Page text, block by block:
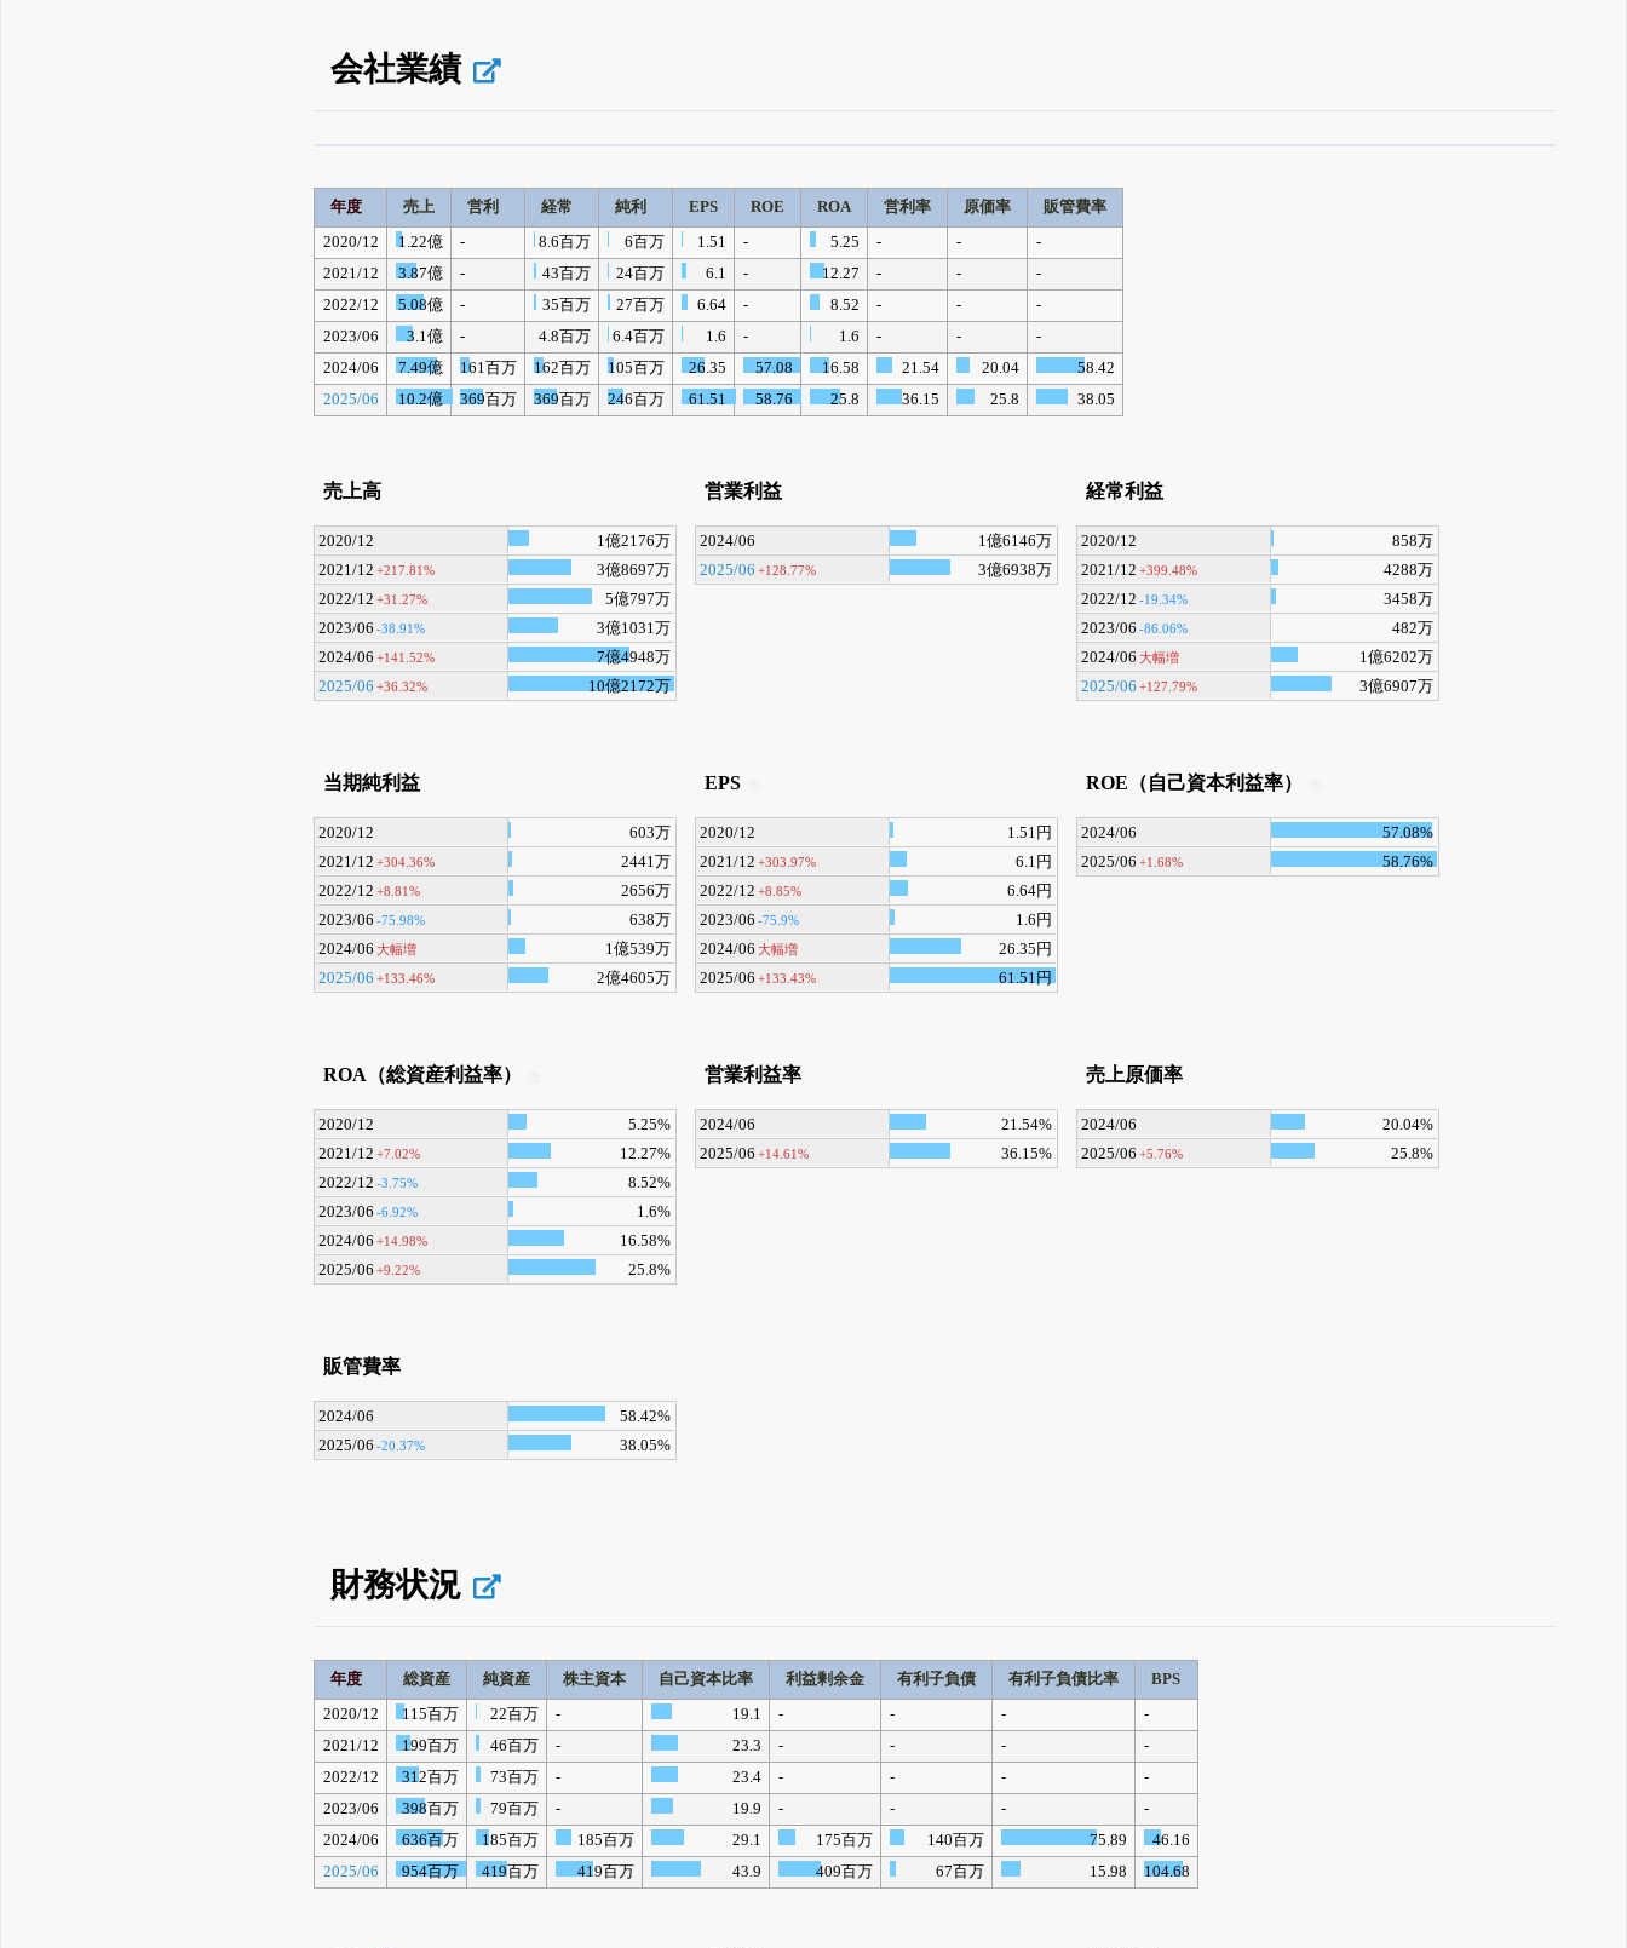
会社業績
無料でβ版をはじめる
登録すると永久30%OFFと米株版の先行利用も付きます
年度 売上 営利 経常 純利 EPS ROE ROA 営利率 原価率 販管費率
2020/12 1.22億 - 8.6百万 6百万 1.51 - 5.25 - -
-
2021/12
3.87億 - 43百万 24百万 6.1 - 12.27 - -
-
2022/12
5.08億 - 35百万 27百万 6.64 - 8.52 - -
-
2023/06
3.1億 - 4.8百万 6.4百万 1.6 - 1.6 - -
-
2024/06
7.49億 161百万 162百万 105百万 26.35 57.08 16.58 21.54 20.04
58.42
2025/06
10.2億 369百万 369百万 246百万 61.51 58.76 25.8 36.15 25.8 38.05
売上高
2020/12
1億2176万
2021/12 +217.81%
3億8697万
2022/12 +31.27%
5億797万
2023/06 -38.91%
3億1031万
2024/06 +141.52%
7億4948万
2025/06 +36.32% 10億2172万
営業利益
2024/06
1億6146万
2025/06 +128.77% 3億6938万
経常利益
2020/12
858万
2021/12 +399.48%
4288万
2022/12 -19.34%
3458万
2023/06 -86.06%
482万
2024/06 大幅増
1億6202万
2025/06 +127.79% 3億6907万
当期純利益
2020/12
603万
2021/12 +304.36%
2441万
2022/12 +8.81%
2656万
2023/06 -75.98%
638万
2024/06 大幅増
1億539万
2025/06 +133.46% 2億4605万
EPS
2020/12
1.51円
2021/12 +303.97%
6.1円
2022/12 +8.85%
6.64円
2023/06 -75.9%
1.6円
2024/06 大幅増
26.35円
2025/06 +133.43% 61.51円
ROE（自己資本利益率）
2024/06
57.08%
2025/06 +1.68% 58.76%
ROA（総資産利益率）
2020/12
5.25%
2021/12 +7.02%
12.27%
2022/12 -3.75%
8.52%
2023/06 -6.92%
1.6%
2024/06 +14.98%
16.58%
2025/06 +9.22% 25.8%
営業利益率
2024/06
21.54%
2025/06 +14.61% 36.15%
売上原価率
2024/06
20.04%
2025/06 +5.76% 25.8%
販管費率
2024/06
58.42%
2025/06 -20.37% 38.05%
財務状況
年度 総資産 純資産 株主資本 自己資本比率 利益剰余金 有利子負債 有利子負債比率 BPS
2020/12 115百万 22百万 - 19.1 - - -
-
2021/12
199百万 46百万 - 23.3 - - -
-
2022/12
312百万 73百万 - 23.4 - - -
-
2023/06
398百万 79百万 - 19.9 - - -
-
2024/06
636百万 185百万 185百万 29.1 175百万 140百万 75.89
46.16
2025/06
954百万 419百万 419百万 43.9 409百万 67百万 15.98 104.68